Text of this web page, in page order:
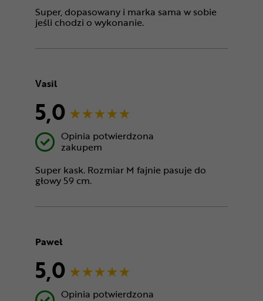
Super, dopasowany i marka sama w sobie
jeśli chodzi o wykonanie.
Vasil
5,0
Opinia potwierdzona
zakupem
Super kask. Rozmiar M fajnie pasuje do
głowy 59 cm.
Paweł
5,0
Opinia potwierdzona